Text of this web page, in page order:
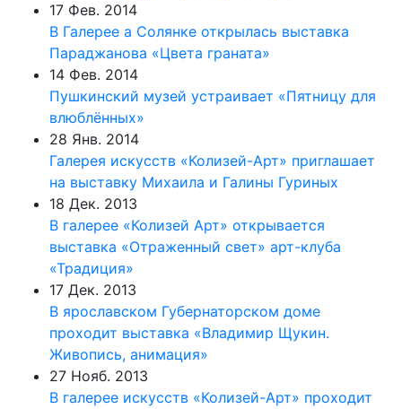
17 Фев. 2014
В Галерее а Солянке открылась выставка
Параджанова «Цвета граната»
14 Фев. 2014
Пушкинский музей устраивает «Пятницу для
влюблённых»
28 Янв. 2014
Галерея искусств «Колизей-Арт» приглашает
на выставку Михаила и Галины Гуриных
18 Дек. 2013
В галерее «Колизей Арт» открывается
выставка «Отраженный свет» арт-клуба
«Традиция»
17 Дек. 2013
В ярославском Губернаторском доме
проходит выставка «Владимир Щукин.
Живопись, анимация»
27 Нояб. 2013
В галерее искусств «Колизей-Арт» проходит